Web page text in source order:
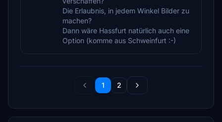
Die Erlaubnis, in jedem Winkel Bilder zu
machen?
Dann wäre Hassfurt natürlich auch eine
Option (komme aus Schweinfurt :-)
1 2